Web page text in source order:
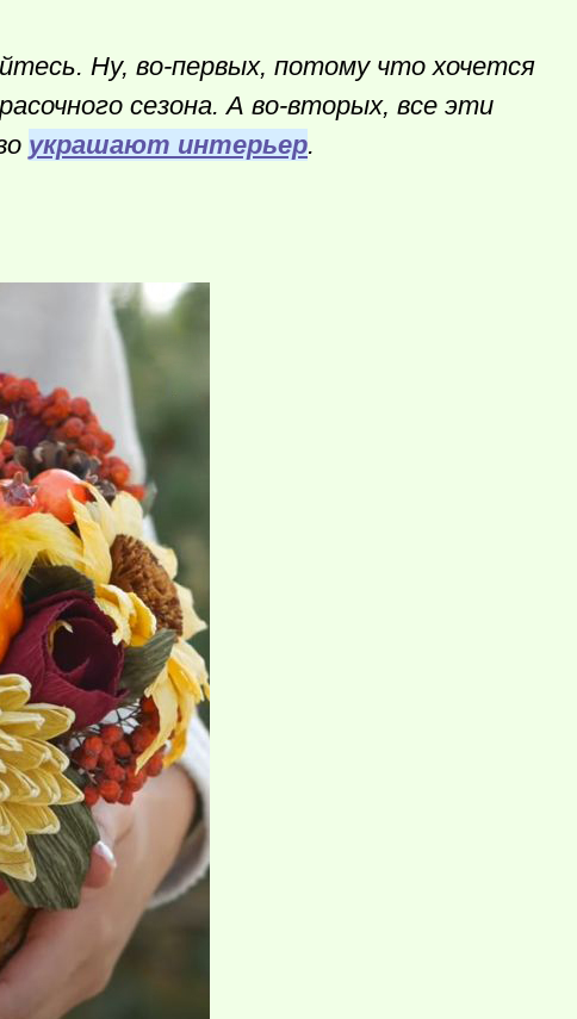
Ну, во-первых, потому что хочется
сезона. А во-вторых, все эти
украшают интерьер.